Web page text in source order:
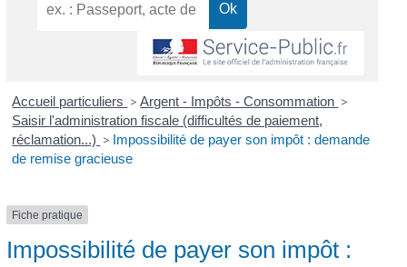
Accueil particuliers > Argent - Impôts - Consommation >
Saisir l'administration fiscale (difficultés de paiement,
réclamation...) > Impossibilité de payer son impôt : demande
de remise gracieuse
Fiche pratique
Impossibilité de payer son impôt :